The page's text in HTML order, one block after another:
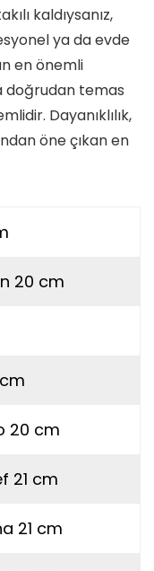
kaldıysanız,
ya da evde
en önemli
doğrudan temas
Dayanıklılık,
öne çıkan en
20 cm
20 cm
21 cm
21 cm